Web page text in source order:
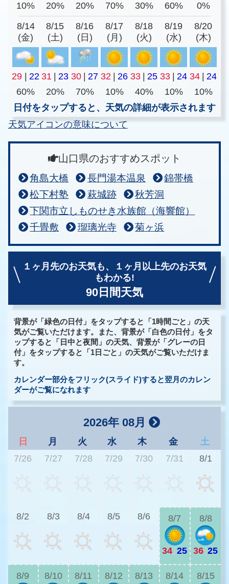
10%
20% 20% 70% 30% 60% 0%
8/14
(金)
8/15
(土)
8/16
(日)
8/17
(月)
8/18
(火)
8/19
(水)
8/20
(木)
29 22 31 23 30 27 32 26 33 25 33 24 34
24
60%
20% 70% 10% 40% 10%
10%
日付をタップすると、天気の詳細が表示されます
天気アイコンの意味について
山口県のおすすめスポット
角島大橋 長門湯本温泉
錦帯橋
松下村塾
萩城跡
秋芳洞
下関市立しものせき水族館（海響館）
千畳敷
瑠璃光寺 菊ヶ浜
１ヶ月先のお天気も、
１ヶ月以上先のお天気
もわかる!
90日間天気
背景が「緑色の日付」をタップすると「1時間ごと」の天
気がご覧いただけます。また、背景が「白色の日付」をタ
ップすると「日中と夜間」の天気、背景が「グレーの日
付」をタップすると「1日ごと」の天気がご覧いただけま
す。
カレンダー部分をフリック(スライド)すると翌月のカレン
ダーがご覧になれます
2026年 08月
日 月 火 水 木 金
土
7/26
7/27 7/28 7/29 7/30 7/31 8/1
8/2 8/3 8/4 8/5 8/6 8/7
34|25
8/8
36|25
8/9 8/10 8/11 8/12 8/13 8/14 8/15